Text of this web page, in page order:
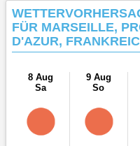
FÜR MARSEILLE,
D'AZUR,
8 Aug
Sa
9 Aug
So